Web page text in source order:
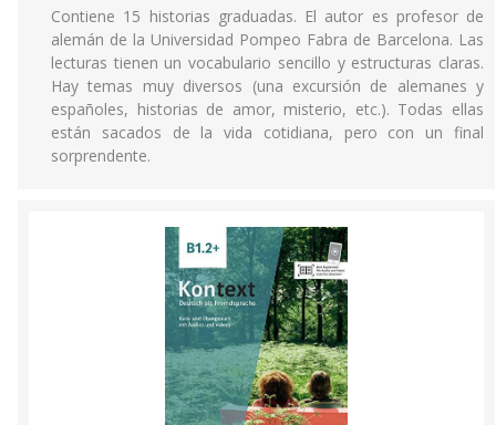
Contiene 15 historias graduadas. El autor es profesor de
alemán de la Universidad Pompeo Fabra de Barcelona. Las
lecturas tienen un vocabulario sencillo y estructuras claras.
Hay temas muy diversos (una excursión de alemanes y
españoles, historias de amor, misterio, etc.). Todas ellas
están sacados de la vida cotidiana, pero con un final
sorprendente.